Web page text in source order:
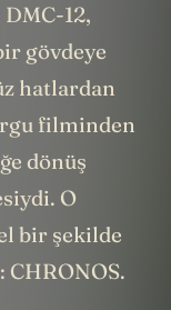
12,
gövdeye
hatlardan
filminden
dönüş
O
bir şekilde